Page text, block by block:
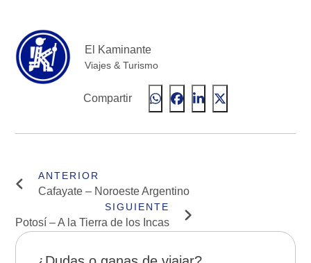
El Kaminante
Viajes & Turismo
Compartir
Cafayate – Noroeste Argentino
Potosí – A la Tierra de los Incas